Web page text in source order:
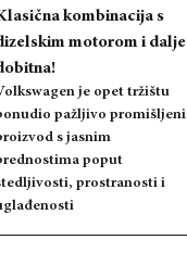
kombinacija s
motorom i dalje
je opet tržištu
pažljivo promišljeni
s jasnim
poput
prostranosti i